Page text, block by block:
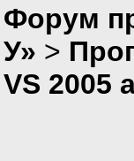
Форум
У» >
VS 2005